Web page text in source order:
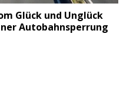
Glück und Unglück
Autobahnsperrung